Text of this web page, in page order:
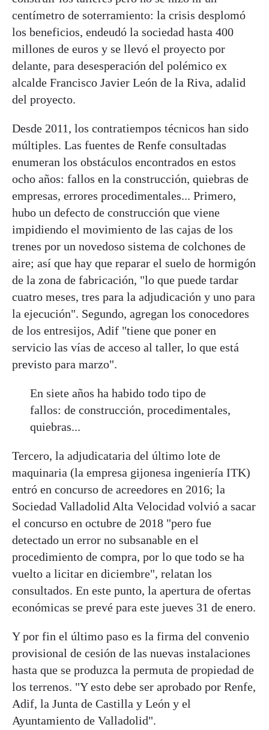
centímetro de soterramiento: la crisis desplomó
los beneficios, endeudó la sociedad hasta 400
millones de euros y se llevó el proyecto por
delante, para desesperación del polémico ex
alcalde Francisco Javier León de la Riva, adalid
del proyecto.
Desde 2011, los contratiempos técnicos han sido
múltiples. Las fuentes de Renfe consultadas
enumeran los obstáculos encontrados en estos
ocho años: fallos en la construcción, quiebras de
empresas, errores procedimentales... Primero,
hubo un defecto de construcción que viene
impidiendo el movimiento de las cajas de los
trenes por un novedoso sistema de colchones de
aire; así que hay que reparar el suelo de hormigón
de la zona de fabricación, "lo que puede tardar
cuatro meses, tres para la adjudicación y uno para
la ejecución". Segundo, agregan los conocedores
de los entresijos, Adif "tiene que poner en
servicio las vías de acceso al taller, lo que está
previsto para marzo".
En siete años ha habido todo tipo de
fallos: de construcción, procedimentales,
quiebras...
Tercero, la adjudicataria del último lote de
maquinaria (la empresa gijonesa ingeniería ITK)
entró en concurso de acreedores en 2016; la
Sociedad Valladolid Alta Velocidad volvió a sacar
el concurso en octubre de 2018 "pero fue
detectado un error no subsanable en el
procedimiento de compra, por lo que todo se ha
vuelto a licitar en diciembre", relatan los
consultados. En este punto, la apertura de ofertas
económicas se prevé para este jueves 31 de enero.
Y por fin el último paso es la firma del convenio
provisional de cesión de las nuevas instalaciones
hasta que se produzca la permuta de propiedad de
los terrenos. "Y esto debe ser aprobado por Renfe,
Adif, la Junta de Castilla y León y el
Ayuntamiento de Valladolid".